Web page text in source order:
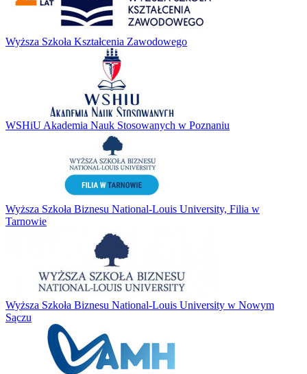
Wyższa Szkoła Kształcenia Zawodowego
WSHiU Akademia Nauk Stosowanych w Poznaniu
Wyższa Szkoła Biznesu National-Louis University, Filia w
Tarnowie
Wyższa Szkoła Biznesu National-Louis University w Nowym
Sączu